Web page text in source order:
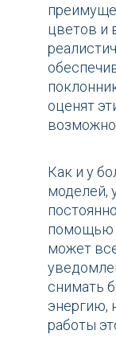
цветов и
оценят
Как и у
моделей,
помощью
может
снимать
энергию,
работы